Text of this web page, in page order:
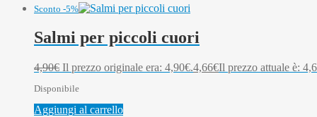
Sconto -5%
Salmi per piccoli cuori
4,90€ Il prezzo originale era: 4,90€.4,66€Il prezzo attuale è:
Disponibile
Aggiungi al carrello